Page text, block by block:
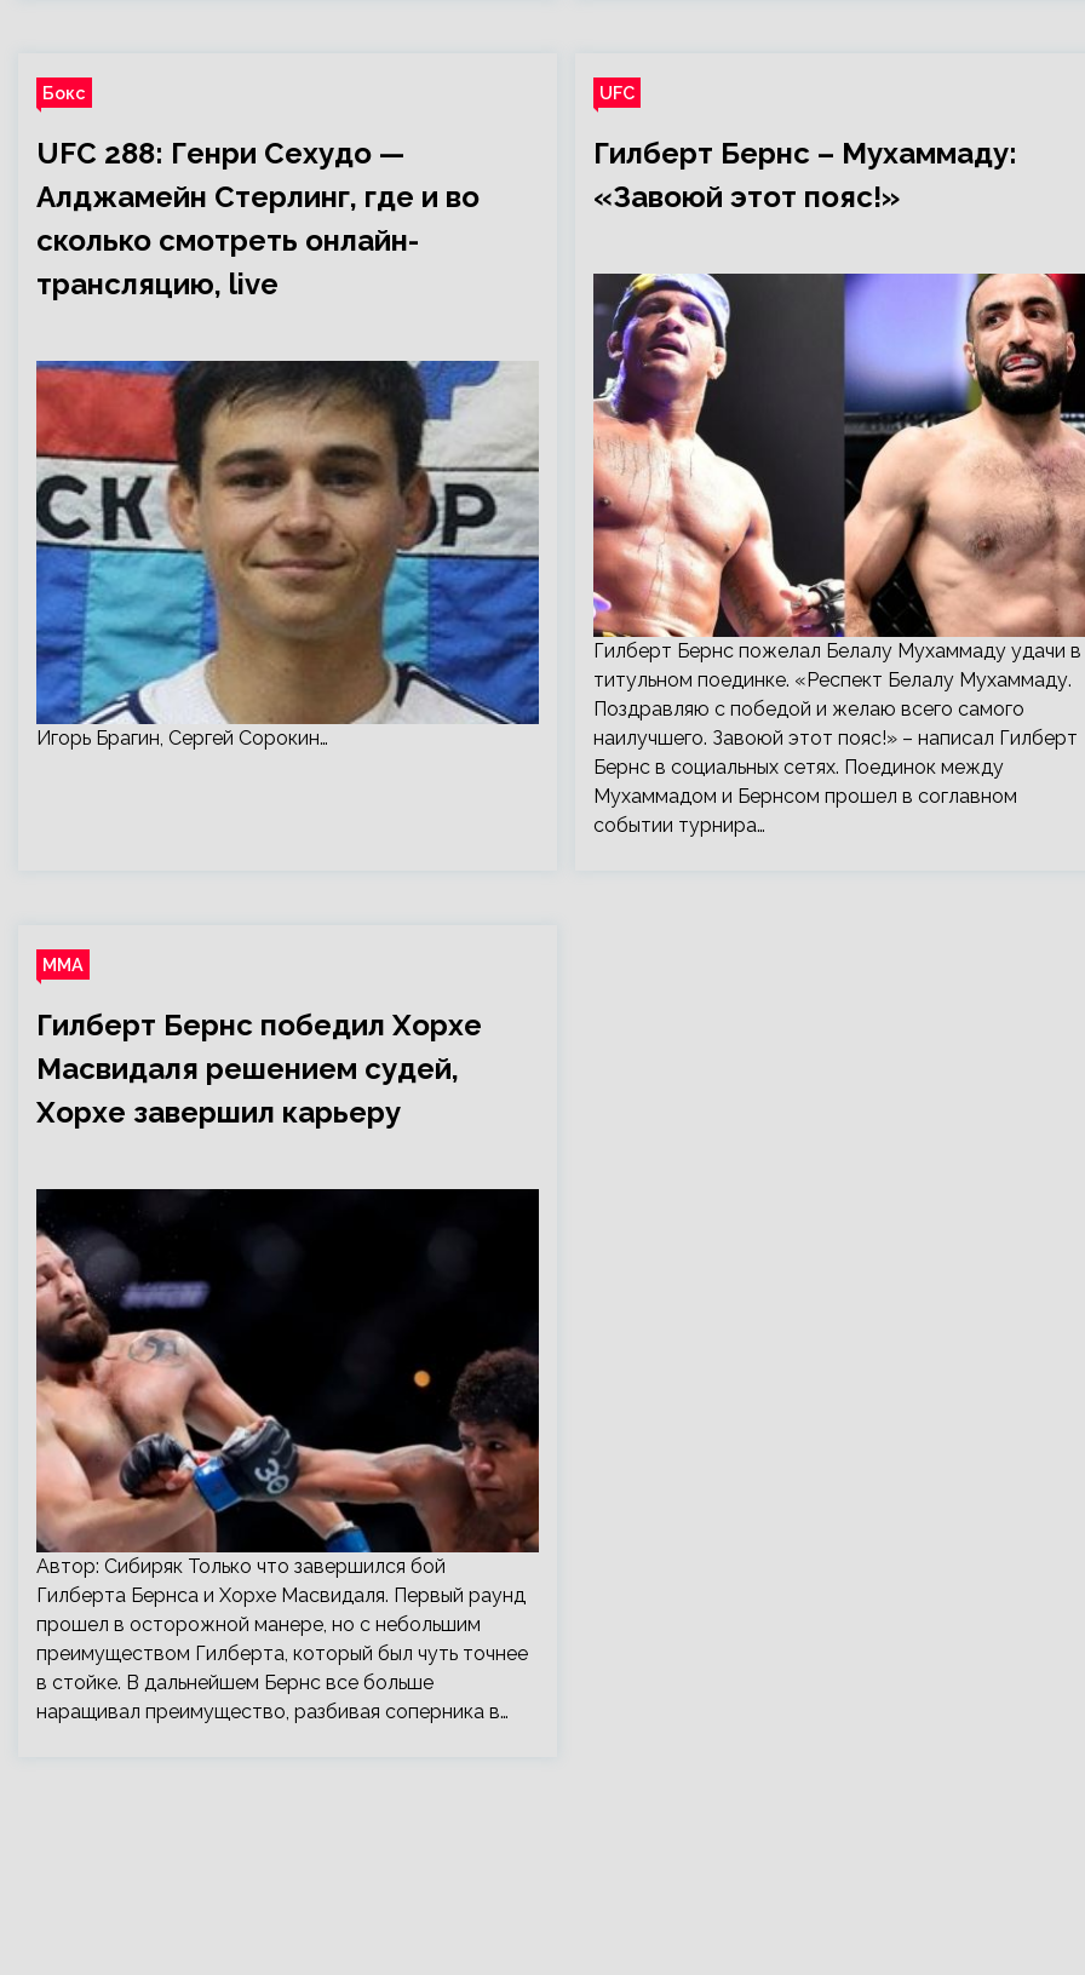
Бокс
UFC 288: Генри Сехудо —
Алджамейн Стерлинг, где и во
сколько смотреть онлайн-
трансляцию, live
Игорь Брагин, Сергей Сорокин…
UFC
Гилберт Бернс – Мухаммаду:
«Завоюй этот пояс!»
Гилберт Бернс пожелал Белалу Мухаммаду удачи в
титульном поединке. «Респект Белалу Мухаммаду.
Поздравляю с победой и желаю всего самого
наилучшего. Завоюй этот пояс!» – написал Гилберт
Бернс в социальных сетях. Поединок между
Мухаммадом и Бернсом прошел в соглавном
событии турнира…
ММА
Гилберт Бернс победил Хорхе
Масвидаля решением судей,
Хорхе завершил карьеру
Автор: Сибиряк Только что завершился бой
Гилберта Бернса и Хорхе Масвидаля. Первый раунд
прошел в осторожной манере, но с небольшим
преимуществом Гилберта, который был чуть точнее
в стойке. В дальнейшем Бернс все больше
наращивал преимущество, разбивая соперника в…